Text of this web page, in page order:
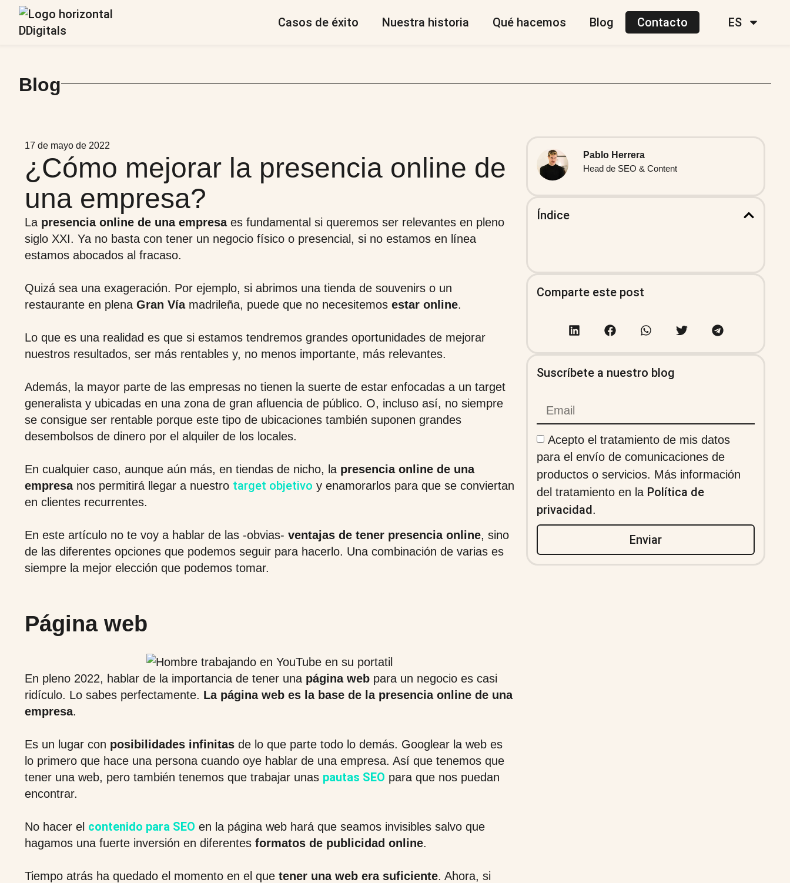
Casos de éxito Nuestra historia Qué hacemos Blog Contacto ES
Blog
17 de mayo de 2022
¿Cómo mejorar la presencia online de
una empresa?
La presencia online de una empresaes fundamental si queremos ser relevantes en pleno
siglo XXI. Ya no basta con tener un negocio físico o presencial, si no estamos en línea
estamos abocados al fracaso.
Quizá sea una exageración. Por ejemplo, si abrimos una tienda de souvenirs o un
restaurante en plena Gran Víamadrileña, puede que no necesitemos estar online.
Lo que es una realidad es que si estamos tendremos grandes oportunidades de mejorar
nuestros resultados, ser más rentables y, no menos importante, más relevantes.
Además, la mayor parte de las empresas no tienen la suerte de estar enfocadas a un target
generalista y ubicadas en una zona de gran afluencia de público. O, incluso así, no siempre
se consigue ser rentable porque este tipo de ubicaciones también suponen grandes
desembolsos de dinero por el alquiler de los locales.
En cualquier caso, aunque aún más, en tiendas de nicho, la presencia online de una
empresanos permitirá llegar a nuestro target objetivo y enamorarlos para que se conviertan
en clientes recurrentes.
En este artículo no te voy a hablar de las -obvias- ventajas de tener presencia online, sino
de las diferentes opciones que podemos seguir para hacerlo. Una combinación de varias es
siempre la mejor elección que podemos tomar.
Página web
En pleno 2022, hablar de la importancia de tener una página web para un negocio es casi
ridículo. Lo sabes perfectamente. La página web es la base de la presencia online de una
empresa.
Es un lugar con posibilidades infinitas de lo que parte todo lo demás. Googlear la web es
lo primero que hace una persona cuando oye hablar de una empresa. Así que tenemos que
tener una web, pero también tenemos que trabajar unas pautas SEO para que nos puedan
encontrar.
No hacer el contenido para SEO en la página web hará que seamos invisibles salvo que
hagamos una fuerte inversión en diferentes formatos de publicidad online.
Tiempo atrás ha quedado el momento en el que tener una web era suficiente. Ahora, si
Pablo Herrera
Head de SEO & Content
Índice
Comparte este post
Suscríbete a nuestro blog
Acepto el tratamiento de mis datos
para el envío de comunicaciones de
productos o servicios. Más información
del tratamiento en la Política de
privacidad.
Enviar